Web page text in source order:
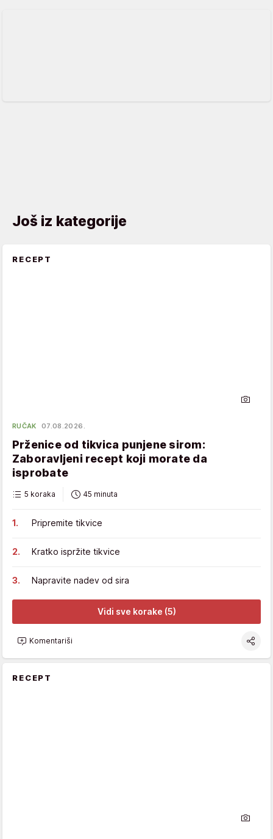
Još iz kategorije
RECEPT
RUČAK 07.08.2026.
Prženice od tikvica punjene sirom:
Zaboravljeni recept koji morate da
isprobate
5 koraka 45 minuta
Pripremite tikvice
Kratko ispržite tikvice
Napravite nadev od sira
Vidi sve korake (5)
Komentariši
RECEPT